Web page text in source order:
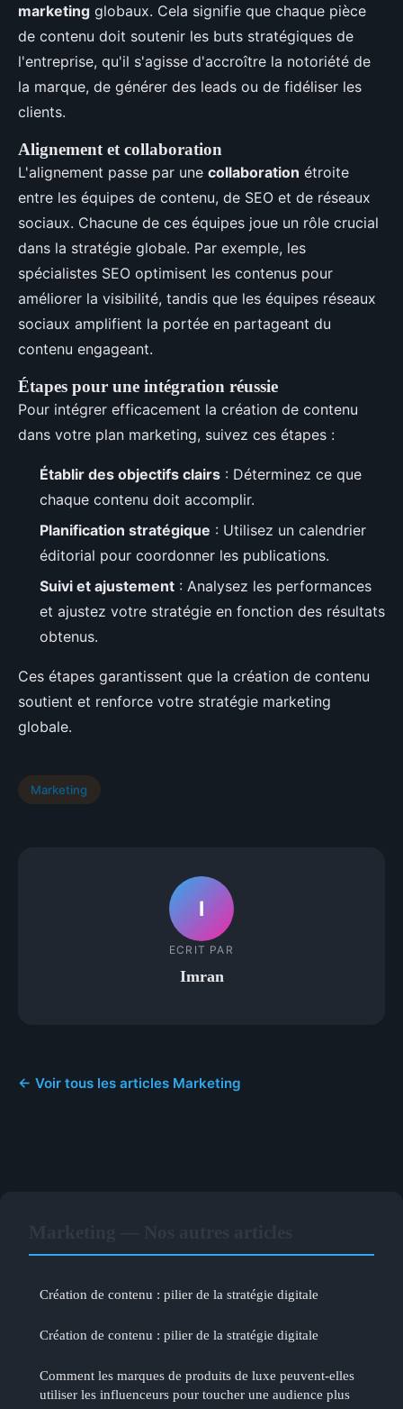
marketing globaux. Cela signifie que chaque pièce
de contenu doit soutenir les buts stratégiques de
l'entreprise, qu'il s'agisse d'accroître la notoriété de
la marque, de générer des leads ou de fidéliser les
clients.
Alignement et collaboration
L'alignement passe par une collaboration étroite
entre les équipes de contenu, de SEO et de réseaux
sociaux. Chacune de ces équipes joue un rôle crucial
dans la stratégie globale. Par exemple, les
spécialistes SEO optimisent les contenus pour
améliorer la visibilité, tandis que les équipes réseaux
sociaux amplifient la portée en partageant du
contenu engageant.
Étapes pour une intégration réussie
Pour intégrer efficacement la création de contenu
dans votre plan marketing, suivez ces étapes :
Établir des objectifs clairs : Déterminez ce que
chaque contenu doit accomplir.
Planification stratégique : Utilisez un calendrier
éditorial pour coordonner les publications.
Suivi et ajustement : Analysez les performances
et ajustez votre stratégie en fonction des résultats
obtenus.
Ces étapes garantissent que la création de contenu
soutient et renforce votre stratégie marketing
globale.
Marketing
I
ECRIT PAR
Imran
← Voir tous les articles Marketing
Création de contenu : pilier de la stratégie digitale
Création de contenu : pilier de la stratégie digitale
Comment les marques de produits de luxe peuvent-elles
utiliser les influenceurs pour toucher une audience plus